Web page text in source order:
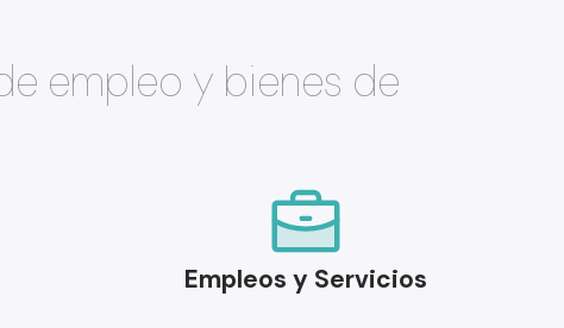
empleo y bienes de
Empleos y Servicios